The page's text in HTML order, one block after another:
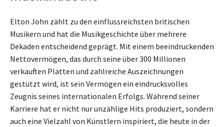
Elton John zählt zu den einflussreichsten britischen
Musikern und hat die Musikgeschichte über mehrere
Dekaden entscheidend geprägt. Mit einem beeindruckenden
Nettovermögen, das durch seine über 300 Millionen
verkauften Platten und zahlreiche Auszeichnungen
gestützt wird, ist sein Vermögen ein eindrucksvolles
Zeugnis seines internationalen Erfolgs. Während seiner
Karriere hat er nicht nur unzählige Hits produziert, sondern
auch eine Vielzahl von Künstlern inspiriert, die heute in der